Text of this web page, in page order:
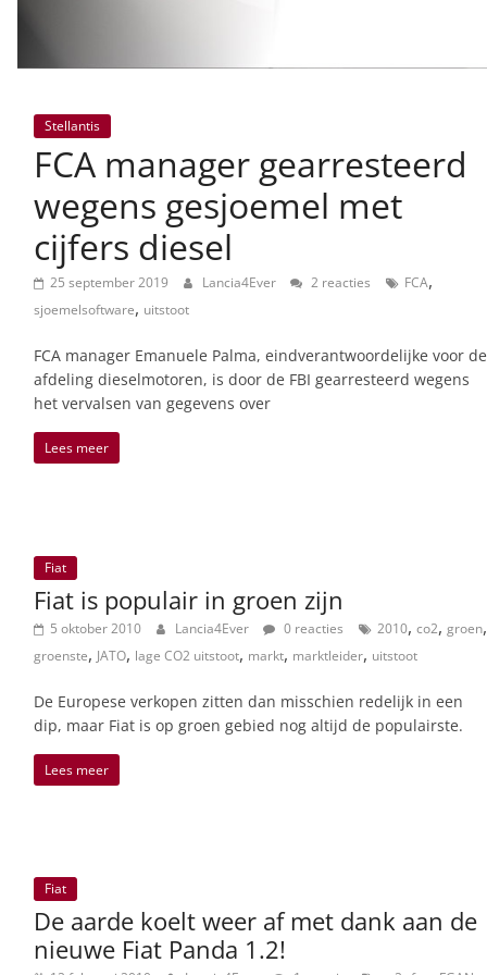
Stellantis
FCA manager gearresteerd
wegens gesjoemel met
cijfers diesel
25 september 2019 Lancia4Ever 2 reacties FCA,
sjoemelsoftware, uitstoot
FCA manager Emanuele Palma, eindverantwoordelijke voor de
afdeling dieselmotoren, is door de FBI gearresteerd wegens
het vervalsen van gegevens over
Lees meer
Fiat
Fiat is populair in groen zijn
5 oktober 2010 Lancia4Ever 0 reacties 2010, co2, groen,
groenste, JATO, lage CO2 uitstoot, markt, marktleider, uitstoot
De Europese verkopen zitten dan misschien redelijk in een
dip, maar Fiat is op groen gebied nog altijd de populairste.
Lees meer
Fiat
De aarde koelt weer af met dank aan de
nieuwe Fiat Panda 1.2!